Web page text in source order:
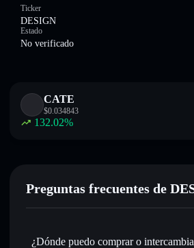
Ticker
DESIGN
Estado
No verificado
CATE
$0.034843
132.02%
Preguntas frecuentes de
¿Dónde puedo comprar o